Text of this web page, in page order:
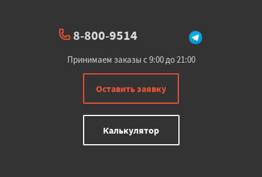
8-800-9514
Принимаем заказы с 9:00 до 21:00
Оставить заявку
Калькулятор